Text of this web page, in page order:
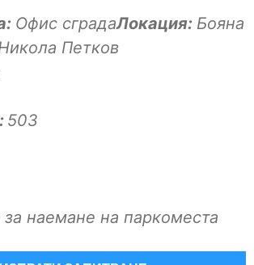
Офис сградаЛокация: Бояна
Петков
503
наемане на паркоместа